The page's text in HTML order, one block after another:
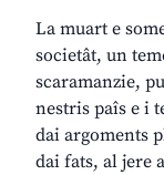
La muart e
societât, un
scaramanzie,
nestris paîs e i
dai argoments
dai fats, al jere